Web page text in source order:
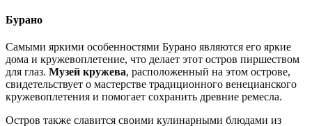
Бурано
Самыми яркими особенностями Бурано являются его яркие
дома и кружевоплетение, что делает этот остров пиршеством
для глаз. Музей кружева, расположенный на этом острове,
свидетельствует о мастерстве традиционного венецианского
кружевоплетения и помогает сохранить древние ремесла.
Остров также славится своими кулинарными блюдами из